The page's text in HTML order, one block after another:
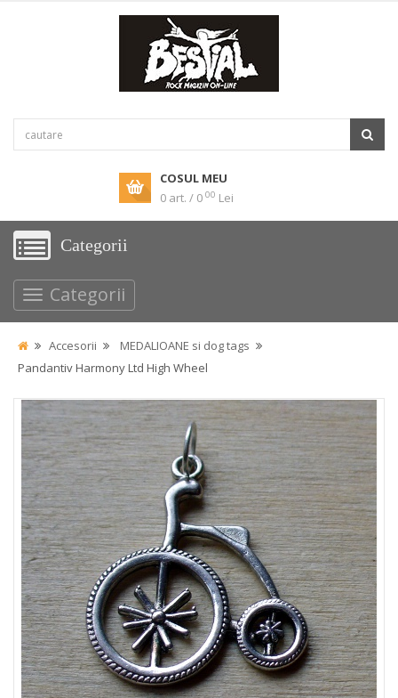
COSUL MEU
0 art. / 0 00 Lei
Categorii
Categorii
Accesorii
MEDALIOANE si dog tags
Pandantiv Harmony Ltd High Wheel